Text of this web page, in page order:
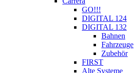
GO!!!
DIGITAL 124
DIGITAL 132
Bahnen
Fahrzeuge
Zubehör
FIRST
Alte Systeme